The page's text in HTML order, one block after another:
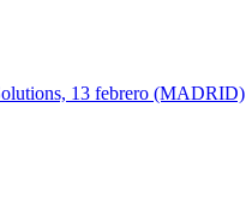
13 febrero (MADRID)